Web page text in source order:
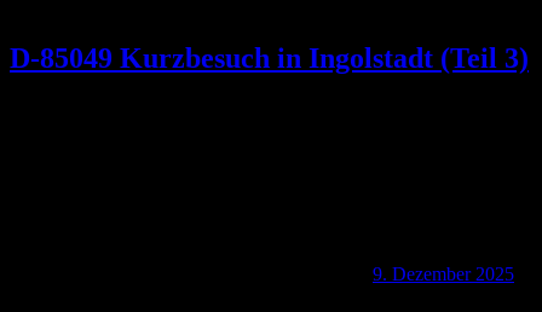
D-85049 Kurzbesuch in Ingolstadt (Teil 3)
9. Dezember 2025